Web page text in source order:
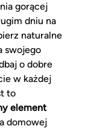
gorącej
dniu na
naturalne
swojego
o dobre
w każdej
to
element
domowej